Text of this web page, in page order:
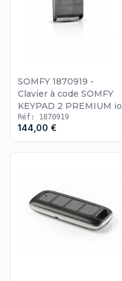
SOMFY 1870919 -
Clavier à code SOMFY
KEYPAD 2 PREMIUM io
Réf: 1870919
144,00 €